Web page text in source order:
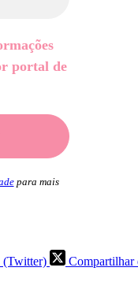
portal de
para mais
(Twitter) Compartilhar